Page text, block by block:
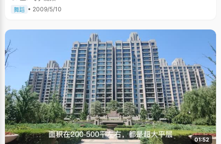
舞蹈 • 2009/5/10
01:52